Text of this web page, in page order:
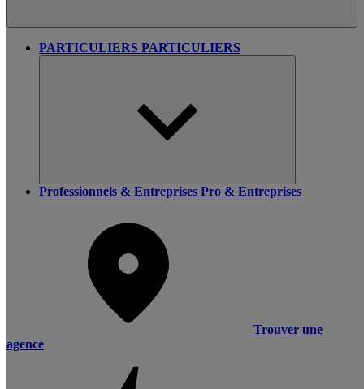
PARTICULIERS PARTICULIERS
Professionnels & Entreprises Pro & Entreprises
Trouver une
agence